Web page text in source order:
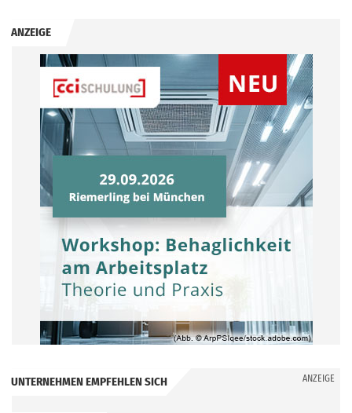
ANZEIGE
UNTERNEHMEN EMPFEHLEN SICH ANZEIGE